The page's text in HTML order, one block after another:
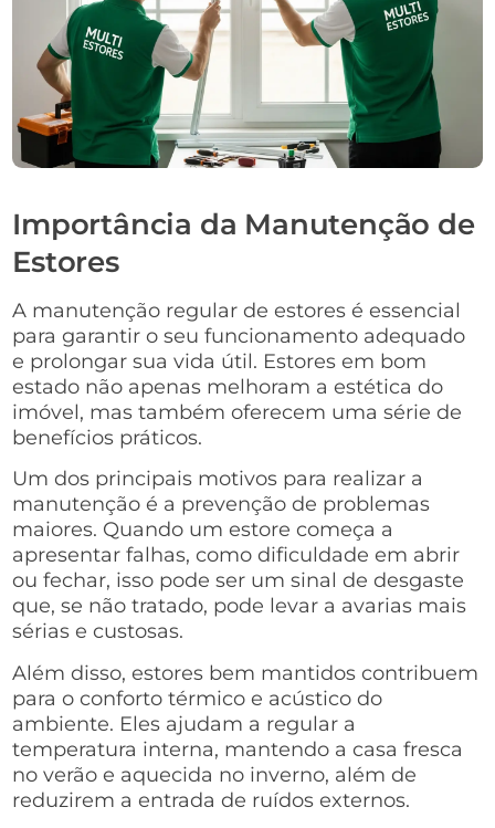
Importância da Manutenção de
Estores
A manutenção regular de estores é essencial
para garantir o seu funcionamento adequado
e prolongar sua vida útil. Estores em bom
estado não apenas melhoram a estética do
imóvel, mas também oferecem uma série de
benefícios práticos.
Um dos principais motivos para realizar a
manutenção é a prevenção de problemas
maiores. Quando um estore começa a
apresentar falhas, como dificuldade em abrir
ou fechar, isso pode ser um sinal de desgaste
que, se não tratado, pode levar a avarias mais
sérias e custosas.
Além disso, estores bem mantidos contribuem
para o conforto térmico e acústico do
ambiente. Eles ajudam a regular a
temperatura interna, mantendo a casa fresca
no verão e aquecida no inverno, além de
reduzirem a entrada de ruídos externos.